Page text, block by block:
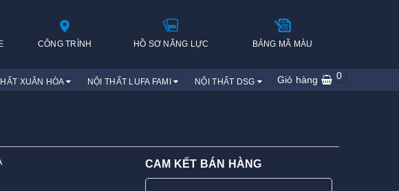
CÔNG TRÌNH HỒ SƠ NĂNG LỰC BẢNG MÃ MÀU
XUÂN HÒA NỘI THẤT LUFA FAMI NỘI THẤT DSG Giỏ hàng 0
CAM KẾT BÁN HÀNG